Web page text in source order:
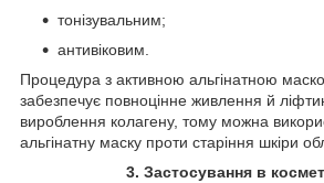
тонізувальним;
антивіковим.
Процедура з активною альгінатною
забезпечує повноцінне живлення й
вироблення колагену, тому можна
альгінатну маску проти старіння шкіри
3. Застосування в